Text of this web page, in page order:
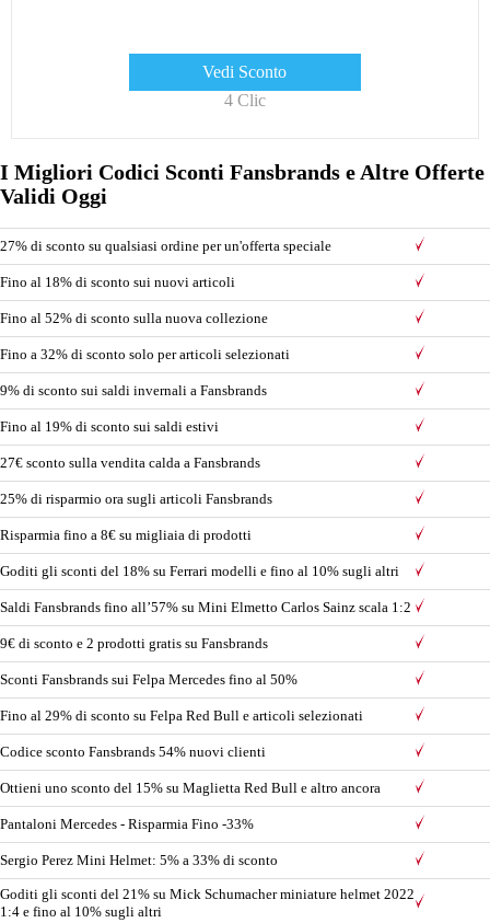
Vedi Sconto
4 Clic
I Migliori Codici Sconti Fansbrands e Altre Offerte
Validi Oggi
27% di sconto su qualsiasi ordine per un'offerta speciale
Fino al 18% di sconto sui nuovi articoli
Fino al 52% di sconto sulla nuova collezione
Fino a 32% di sconto solo per articoli selezionati
9% di sconto sui saldi invernali a Fansbrands
Fino al 19% di sconto sui saldi estivi
27€ sconto sulla vendita calda a Fansbrands
25% di risparmio ora sugli articoli Fansbrands
Risparmia fino a 8€ su migliaia di prodotti
Goditi gli sconti del 18% su Ferrari modelli e fino al 10% sugli altri
Saldi Fansbrands fino all’57% su Mini Elmetto Carlos Sainz scala 1:2
9€ di sconto e 2 prodotti gratis su Fansbrands
Sconti Fansbrands sui Felpa Mercedes fino al 50%
Fino al 29% di sconto su Felpa Red Bull e articoli selezionati
Codice sconto Fansbrands 54% nuovi clienti
Ottieni uno sconto del 15% su Maglietta Red Bull e altro ancora
Pantaloni Mercedes - Risparmia Fino -33%
Sergio Perez Mini Helmet: 5% a 33% di sconto
Goditi gli sconti del 21% su Mick Schumacher miniature helmet 2022
1:4 e fino al 10% sugli altri